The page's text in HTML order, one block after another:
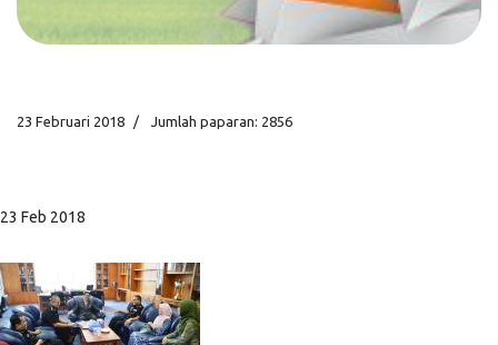
23 Februari 2018 Jumlah paparan: 2856
23 Feb 2018